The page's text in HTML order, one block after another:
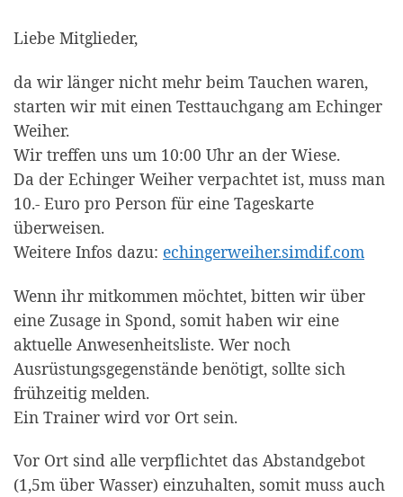
Liebe Mitglieder,
da wir länger nicht mehr beim Tauchen waren,
starten wir mit einen Testtauchgang am Echinger
Weiher.
Wir treffen uns um 10:00 Uhr an der Wiese.
Da der Echinger Weiher verpachtet ist, muss man
10.- Euro pro Person für eine Tageskarte
überweisen.
Weitere Infos dazu: echingerweiher.simdif.com
Wenn ihr mitkommen möchtet, bitten wir über
eine Zusage in Spond, somit haben wir eine
aktuelle Anwesenheitsliste. Wer noch
Ausrüstungsgegenstände benötigt, sollte sich
frühzeitig melden.
Ein Trainer wird vor Ort sein.
Vor Ort sind alle verpflichtet das Abstandgebot
(1,5m über Wasser) einzuhalten, somit muss auch